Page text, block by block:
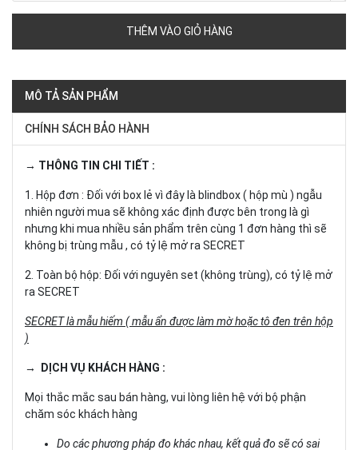
THÊM VÀO GIỎ HÀNG
MÔ TẢ SẢN PHẨM
CHÍNH SÁCH BẢO HÀNH
→ THÔNG TIN CHI TIẾT :
1. Hộp đơn : Đối với box lẻ vì đây là blindbox ( hộp mù ) ngẫu
nhiên người mua sẽ không xác định được bên trong là gì
nhưng khi mua nhiều sản phẩm trên cùng 1 đơn hàng thì sẽ
không bị trùng mẫu , có tỷ lệ mở ra SECRET
2. Toàn bộ hộp: Đối với nguyên set (không trùng), có tỷ lệ mở
ra SECRET
SECRET là mẫu hiếm ( mẫu ẩn được làm mờ hoặc tô đen trên hộp
)
→ DỊCH VỤ KHÁCH HÀNG :
Mọi thắc mắc sau bán hàng, vui lòng liên hệ với bộ phận
chăm sóc khách hàng
Do các phương pháp đo khác nhau, kết quả đo sẽ có sai